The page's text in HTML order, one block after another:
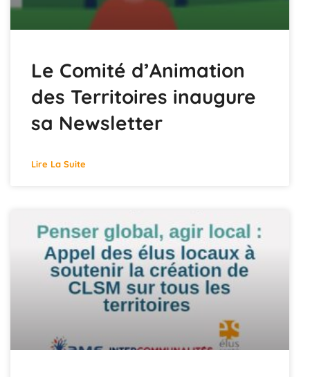
Le Comité d’Animation
des Territoires inaugure
sa Newsletter
Lire La Suite